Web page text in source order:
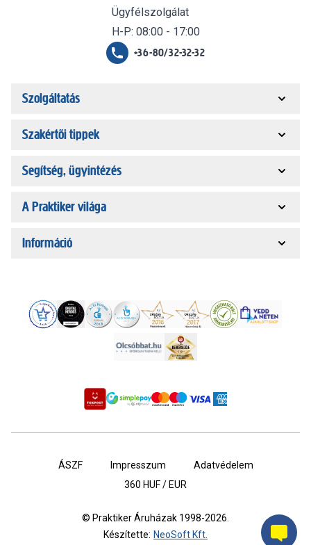
Ügyfélszolgálat
H-P: 08:00 - 17:00
+36-80/32-32-32
Szolgáltatás
Szakértői tippek
Segítség, ügyintézés
A Praktiker világa
Információ
ÁSZF Impresszum
Adatvédelem
360 HUF / EUR
© Praktiker Áruházak 1998-2026.
Készítette: NeoSoft Kft.